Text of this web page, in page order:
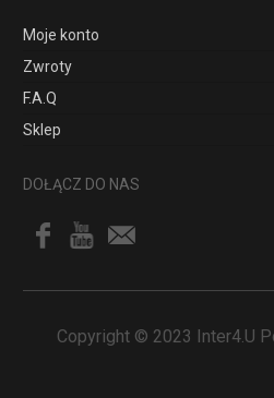
Moje konto
Zwroty
F.A.Q
Sklep
DOŁĄCZ DO NAS
Copyright © 2023 Inter4.U